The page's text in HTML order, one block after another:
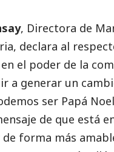
, Directora de
declara al
el poder de la
a generar un
ser Papá
de que está
forma más